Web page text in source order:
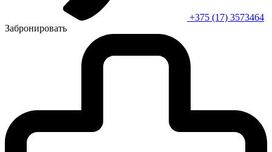
+375 (17) 3573464
Забронировать